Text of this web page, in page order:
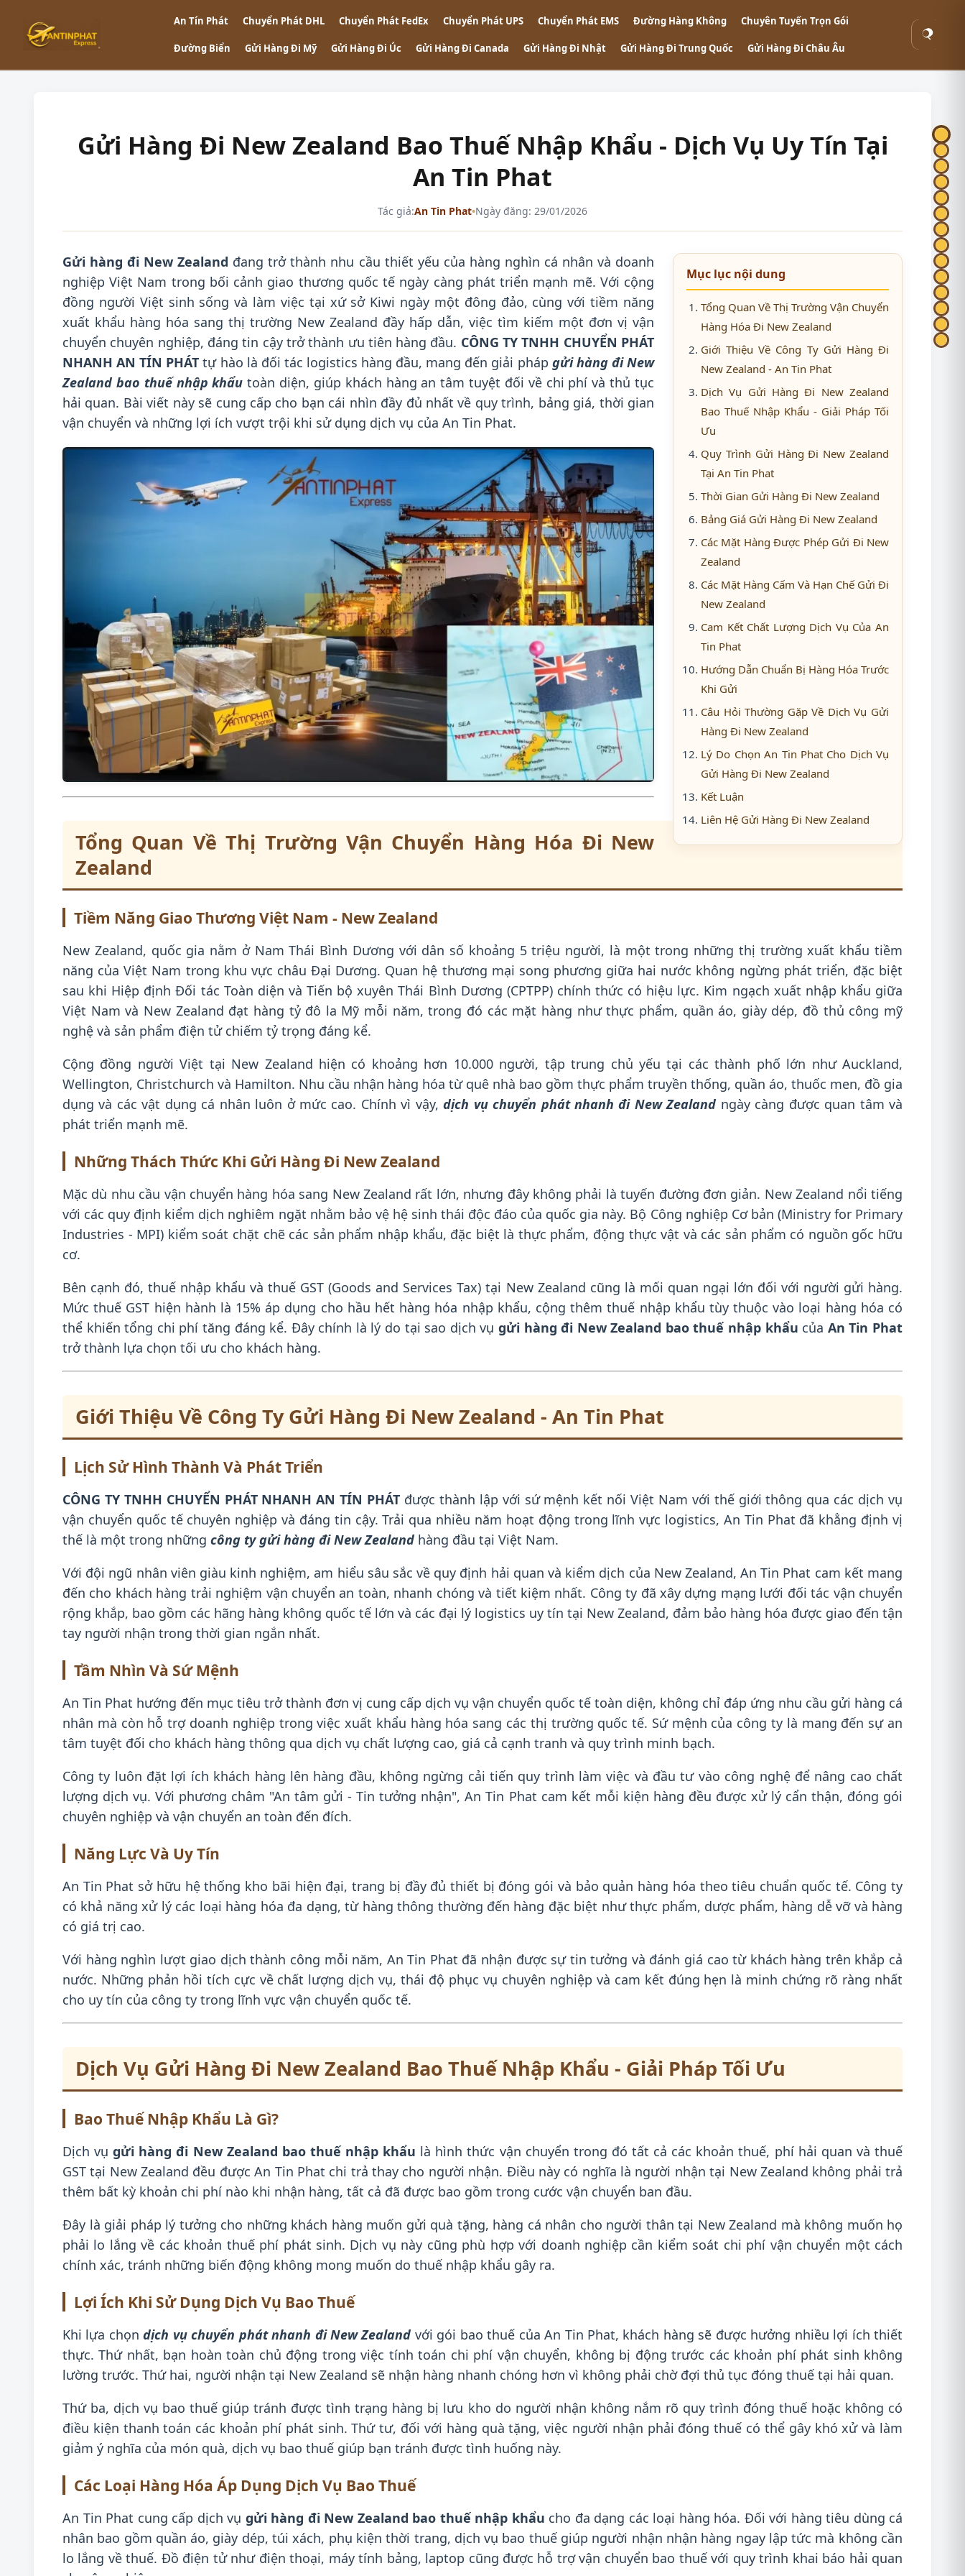
An Tín Phát Chuyển Phát DHL Chuyển Phát FedEx Chuyển Phát UPS Chuyển Phát EMS Đường Hàng Không Chuyên Tuyến Trọn Gói
Đường Biển Gửi Hàng Đi Mỹ Gửi Hàng Đi Úc Gửi Hàng Đi Canada Gửi Hàng Đi Nhật Gửi Hàng Đi Trung Quốc Gửi Hàng Đi Châu Âu
Tìm
Gửi Hàng Đi New Zealand Bao Thuế Nhập Khẩu - Dịch Vụ Uy Tín Tại
An Tin Phat
Tác giả:An Tin Phat•Ngày đăng: 29/01/2026
Mục lục nội dung
Tổng Quan Về Thị Trường Vận Chuyển
Hàng Hóa Đi New Zealand
Giới Thiệu Về Công Ty Gửi Hàng Đi
New Zealand - An Tin Phat
Dịch Vụ Gửi Hàng Đi New Zealand
Bao Thuế Nhập Khẩu - Giải Pháp Tối
Ưu
Quy Trình Gửi Hàng Đi New Zealand
Tại An Tin Phat
Thời Gian Gửi Hàng Đi New Zealand
Bảng Giá Gửi Hàng Đi New Zealand
Các Mặt Hàng Được Phép Gửi Đi New
Zealand
Các Mặt Hàng Cấm Và Hạn Chế Gửi Đi
New Zealand
Cam Kết Chất Lượng Dịch Vụ Của An
Tin Phat
Hướng Dẫn Chuẩn Bị Hàng Hóa Trước
Khi Gửi
Câu Hỏi Thường Gặp Về Dịch Vụ Gửi
Hàng Đi New Zealand
Lý Do Chọn An Tin Phat Cho Dịch Vụ
Gửi Hàng Đi New Zealand
Kết Luận
Liên Hệ Gửi Hàng Đi New Zealand
Gửi hàng đi New Zealand đang trở thành nhu cầu thiết yếu của hàng nghìn cá nhân và doanh
nghiệp Việt Nam trong bối cảnh giao thương quốc tế ngày càng phát triển mạnh mẽ. Với cộng
đồng người Việt sinh sống và làm việc tại xứ sở Kiwi ngày một đông đảo, cùng với tiềm năng
xuất khẩu hàng hóa sang thị trường New Zealand đầy hấp dẫn, việc tìm kiếm một đơn vị vận
chuyển chuyên nghiệp, đáng tin cậy trở thành ưu tiên hàng đầu. CÔNG TY TNHH CHUYỂN PHÁT
NHANH AN TÍN PHÁT tự hào là đối tác logistics hàng đầu, mang đến giải pháp gửi hàng đi New
Zealand bao thuế nhập khẩu toàn diện, giúp khách hàng an tâm tuyệt đối về chi phí và thủ tục
hải quan. Bài viết này sẽ cung cấp cho bạn cái nhìn đầy đủ nhất về quy trình, bảng giá, thời gian
vận chuyển và những lợi ích vượt trội khi sử dụng dịch vụ của An Tin Phat.
Tổng Quan Về Thị Trường Vận Chuyển Hàng Hóa Đi New
Zealand
Tiềm Năng Giao Thương Việt Nam - New Zealand
New Zealand, quốc gia nằm ở Nam Thái Bình Dương với dân số khoảng 5 triệu người, là một trong những thị trường xuất khẩu tiềm
năng của Việt Nam trong khu vực châu Đại Dương. Quan hệ thương mại song phương giữa hai nước không ngừng phát triển, đặc biệt
sau khi Hiệp định Đối tác Toàn diện và Tiến bộ xuyên Thái Bình Dương (CPTPP) chính thức có hiệu lực. Kim ngạch xuất nhập khẩu giữa
Việt Nam và New Zealand đạt hàng tỷ đô la Mỹ mỗi năm, trong đó các mặt hàng như thực phẩm, quần áo, giày dép, đồ thủ công mỹ
nghệ và sản phẩm điện tử chiếm tỷ trọng đáng kể.
Cộng đồng người Việt tại New Zealand hiện có khoảng hơn 10.000 người, tập trung chủ yếu tại các thành phố lớn như Auckland,
Wellington, Christchurch và Hamilton. Nhu cầu nhận hàng hóa từ quê nhà bao gồm thực phẩm truyền thống, quần áo, thuốc men, đồ gia
dụng và các vật dụng cá nhân luôn ở mức cao. Chính vì vậy,dịch vụ chuyển phát nhanh đi New Zealand ngày càng được quan tâm và
phát triển mạnh mẽ.
Những Thách Thức Khi Gửi Hàng Đi New Zealand
Mặc dù nhu cầu vận chuyển hàng hóa sang New Zealand rất lớn, nhưng đây không phải là tuyến đường đơn giản. New Zealand nổi tiếng
với các quy định kiểm dịch nghiêm ngặt nhằm bảo vệ hệ sinh thái độc đáo của quốc gia này. Bộ Công nghiệp Cơ bản (Ministry for Primary
Industries - MPI) kiểm soát chặt chẽ các sản phẩm nhập khẩu, đặc biệt là thực phẩm, động thực vật và các sản phẩm có nguồn gốc hữu
cơ.
Bên cạnh đó, thuế nhập khẩu và thuế GST (Goods and Services Tax) tại New Zealand cũng là mối quan ngại lớn đối với người gửi hàng.
Mức thuế GST hiện hành là 15% áp dụng cho hầu hết hàng hóa nhập khẩu, cộng thêm thuế nhập khẩu tùy thuộc vào loại hàng hóa có
thể khiến tổng chi phí tăng đáng kể. Đây chính là lý do tại sao dịch vụ gửi hàng đi New Zealand bao thuế nhập khẩu của An Tin Phat
trở thành lựa chọn tối ưu cho khách hàng.
Giới Thiệu Về Công Ty Gửi Hàng Đi New Zealand - An Tin Phat
Lịch Sử Hình Thành Và Phát Triển
CÔNG TY TNHH CHUYỂN PHÁT NHANH AN TÍN PHÁT được thành lập với sứ mệnh kết nối Việt Nam với thế giới thông qua các dịch vụ
vận chuyển quốc tế chuyên nghiệp và đáng tin cậy. Trải qua nhiều năm hoạt động trong lĩnh vực logistics, An Tin Phat đã khẳng định vị
thế là một trong những công ty gửi hàng đi New Zealand hàng đầu tại Việt Nam.
Với đội ngũ nhân viên giàu kinh nghiệm, am hiểu sâu sắc về quy định hải quan và kiểm dịch của New Zealand, An Tin Phat cam kết mang
đến cho khách hàng trải nghiệm vận chuyển an toàn, nhanh chóng và tiết kiệm nhất. Công ty đã xây dựng mạng lưới đối tác vận chuyển
rộng khắp, bao gồm các hãng hàng không quốc tế lớn và các đại lý logistics uy tín tại New Zealand, đảm bảo hàng hóa được giao đến tận
tay người nhận trong thời gian ngắn nhất.
Tầm Nhìn Và Sứ Mệnh
An Tin Phat hướng đến mục tiêu trở thành đơn vị cung cấp dịch vụ vận chuyển quốc tế toàn diện, không chỉ đáp ứng nhu cầu gửi hàng cá
nhân mà còn hỗ trợ doanh nghiệp trong việc xuất khẩu hàng hóa sang các thị trường quốc tế. Sứ mệnh của công ty là mang đến sự an
tâm tuyệt đối cho khách hàng thông qua dịch vụ chất lượng cao, giá cả cạnh tranh và quy trình minh bạch.
Công ty luôn đặt lợi ích khách hàng lên hàng đầu, không ngừng cải tiến quy trình làm việc và đầu tư vào công nghệ để nâng cao chất
lượng dịch vụ. Với phương châm "An tâm gửi - Tin tưởng nhận", An Tin Phat cam kết mỗi kiện hàng đều được xử lý cẩn thận, đóng gói
chuyên nghiệp và vận chuyển an toàn đến đích.
Năng Lực Và Uy Tín
An Tin Phat sở hữu hệ thống kho bãi hiện đại, trang bị đầy đủ thiết bị đóng gói và bảo quản hàng hóa theo tiêu chuẩn quốc tế. Công ty
có khả năng xử lý các loại hàng hóa đa dạng, từ hàng thông thường đến hàng đặc biệt như thực phẩm, dược phẩm, hàng dễ vỡ và hàng
có giá trị cao.
Với hàng nghìn lượt giao dịch thành công mỗi năm, An Tin Phat đã nhận được sự tin tưởng và đánh giá cao từ khách hàng trên khắp cả
nước. Những phản hồi tích cực về chất lượng dịch vụ, thái độ phục vụ chuyên nghiệp và cam kết đúng hẹn là minh chứng rõ ràng nhất
cho uy tín của công ty trong lĩnh vực vận chuyển quốc tế.
Dịch Vụ Gửi Hàng Đi New Zealand Bao Thuế Nhập Khẩu - Giải Pháp Tối Ưu
Bao Thuế Nhập Khẩu Là Gì?
Dịch vụgửi hàng đi New Zealand bao thuế nhập khẩu là hình thức vận chuyển trong đó tất cả các khoản thuế, phí hải quan và thuế
GST tại New Zealand đều được An Tin Phat chi trả thay cho người nhận. Điều này có nghĩa là người nhận tại New Zealand không phải trả
thêm bất kỳ khoản chi phí nào khi nhận hàng, tất cả đã được bao gồm trong cước vận chuyển ban đầu.
Đây là giải pháp lý tưởng cho những khách hàng muốn gửi quà tặng, hàng cá nhân cho người thân tại New Zealand mà không muốn họ
phải lo lắng về các khoản thuế phí phát sinh. Dịch vụ này cũng phù hợp với doanh nghiệp cần kiểm soát chi phí vận chuyển một cách
chính xác, tránh những biến động không mong muốn do thuế nhập khẩu gây ra.
Lợi Ích Khi Sử Dụng Dịch Vụ Bao Thuế
Khi lựa chọndịch vụ chuyển phát nhanh đi New Zealand với gói bao thuế của An Tin Phat, khách hàng sẽ được hưởng nhiều lợi ích thiết
thực. Thứ nhất, bạn hoàn toàn chủ động trong việc tính toán chi phí vận chuyển, không bị động trước các khoản phí phát sinh không
lường trước. Thứ hai, người nhận tại New Zealand sẽ nhận hàng nhanh chóng hơn vì không phải chờ đợi thủ tục đóng thuế tại hải quan.
Thứ ba, dịch vụ bao thuế giúp tránh được tình trạng hàng bị lưu kho do người nhận không nắm rõ quy trình đóng thuế hoặc không có
điều kiện thanh toán các khoản phí phát sinh. Thứ tư, đối với hàng quà tặng, việc người nhận phải đóng thuế có thể gây khó xử và làm
giảm ý nghĩa của món quà, dịch vụ bao thuế giúp bạn tránh được tình huống này.
Các Loại Hàng Hóa Áp Dụng Dịch Vụ Bao Thuế
An Tin Phat cung cấp dịch vụ gửi hàng đi New Zealand bao thuế nhập khẩu cho đa dạng các loại hàng hóa. Đối với hàng tiêu dùng cá
nhân bao gồm quần áo, giày dép, túi xách, phụ kiện thời trang, dịch vụ bao thuế giúp người nhận nhận hàng ngay lập tức mà không cần
lo lắng về thuế. Đồ điện tử như điện thoại, máy tính bảng, laptop cũng được hỗ trợ vận chuyển bao thuế với quy trình khai báo hải quan